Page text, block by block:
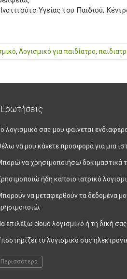
Υγείας του Παιδιού,
, Λογισμικό για παιδίατρο,
λογισμικό σας μου φαίνεται
να μου κάνετε προσφορά για μια
να χρησιμοποιήσω δοκιμαστικά
ήδη κάποιο ιατρικό
να μεταφερθούν τα δεδομένα
επιλέξω cloud λογισμικό ή τη δική
το λογισμικό σας
Περισσότερα